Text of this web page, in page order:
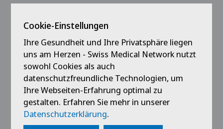
@Follow our news
Links
Cookie-Einstellungen
Ihre Gesundheit und Ihre Privatsphäre liegen
uns am Herzen - Swiss Medical Network nutzt
sowohl Cookies als auch
datenschutzfreundliche Technologien, um
Ihre Webseiten-Erfahrung optimal zu
gestalten. Erfahren Sie mehr in unserer
Datenschutzerklärung.